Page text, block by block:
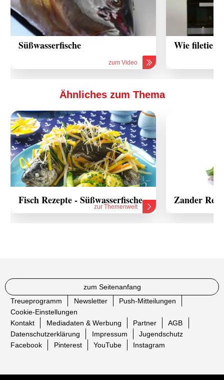
Süßwasserfische
zum Video
Wie filetiert
Ähnliches zum Thema
Fisch Rezepte - Süßwasserfische
zur Themenwelt
Zander
zum Seitenanfang
Treueprogramm
Newsletter
Push-Mitteilungen
Cookie-Einstellungen
Kontakt
Mediadaten & Werbung Partner
AGB
Datenschutzerklärung
Impressum
Jugendschutz
Facebook
Pinterest YouTube Instagram